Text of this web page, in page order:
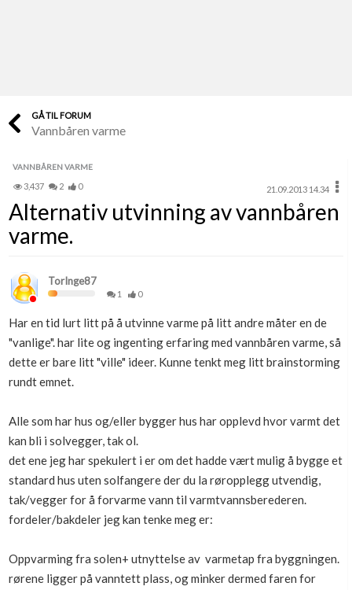
Finn håndverkere
Papirer som mangler
Skaff dokumentasjon som mangler
Se din bolig? Klikk her
Boligmappa+
Få mer ut av Boligmappa
GÅ TIL FORUM
Vannbåren varme
VANNBÅREN VARME
3,437 2 0 21.09.2013 14.34
Alternativ utvinning av vannbåren
varme.
TorInge87
1 0
Har en tid lurt litt på å utvinne varme på litt andre måter en de
"vanlige". har lite og ingenting erfaring med vannbåren varme, så
dette er bare litt "ville" ideer. Kunne tenkt meg litt brainstorming
rundt emnet.
Alle som har hus og/eller bygger hus har opplevd hvor varmt det
kan bli i solvegger, tak ol.
det ene jeg har spekulert i er om det hadde vært mulig å bygge et
standard hus uten solfangere der du la røropplegg utvendig,
tak/vegger for å forvarme vann til varmtvannsberederen.
fordeler/bakdeler jeg kan tenke meg er:
Oppvarming fra solen+ utnyttelse av varmetap fra byggningen.
rørene ligger på vanntett plass, og minker dermed faren for